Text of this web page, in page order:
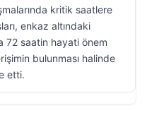
kritik saatlere
enkaz altındaki
72 saatin hayati önem
bulunması halinde
etti.